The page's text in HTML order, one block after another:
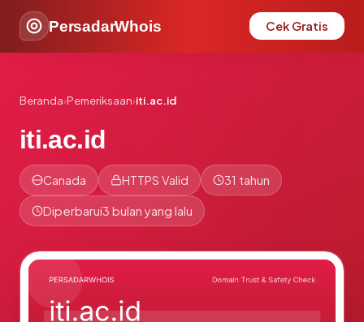
PersadarWhois Cek Gratis
Beranda›Pemeriksaan›iti.ac.id
iti.ac.id
Canada HTTPS Valid 31 tahun
Diperbarui3 bulan yang lalu